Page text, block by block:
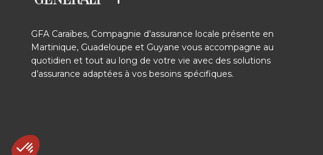
GFA Caraïbes, Compagnie d’assurance locale présente en
Martinique, Guadeloupe et Guyane vous accompagne au
quotidien et tout au long de votre vie avec des solutions
d’assurance adaptées à vos besoins spécifiques.
Plateforme de Gestion du Consentement : Personnalisez vos Options